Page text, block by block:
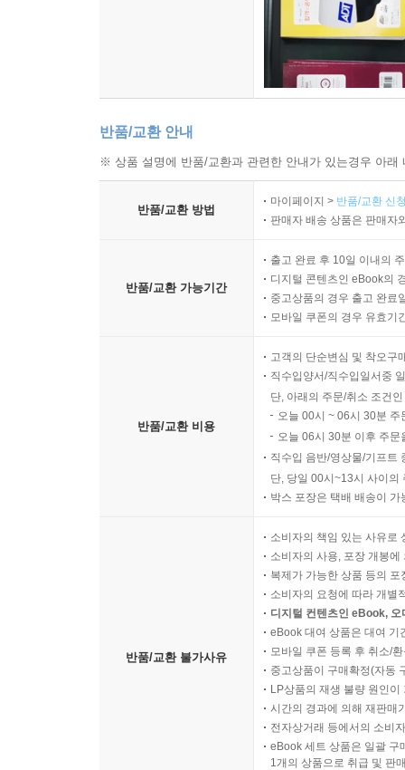
반품/교환 안내
※ 상품 설명에 반품/교환과 관련한 안내가 있는경우 아
반품/교환 방법
마이페이지 > 반품/교환 신
판매자 배송 상품은 판매자
반품/교환 가능기간
출고 완료 후 10일 이내의
디지털 콘텐츠인 eBook의
중고상품의 경우 출고 완료
모바일 쿠폰의 경우 유효기
반품/교환 비용
고객의 단순변심 및 착오구
직수입양서/직수입일서중
단, 아래의 주문/취소 조건
오늘 00시 ~ 06시 30분
오늘 06시 30분 이후 주
직수입 음반/영상물/기프트
단, 당일 00시~13시 사이의
박스 포장은 택배 배송이
반품/교환 불가사유
소비자의 책임 있는 사유로
소비자의 사용, 포장 개봉
복제가 가능한 상품 등의
소비자의 요청에 따라 개별
디지털 컨텐츠인 eBook,
eBook 대여 상품은 대여 기
모바일 쿠폰 등록 후 취소/
중고상품이 구매확정(자동
LP상품의 재생 불량 원인
시간의 경과에 의해 재판매
전자상거래 등에서의 소비
eBook 세트 상품은 일괄 구
1개의 상품으로 취급 및 판